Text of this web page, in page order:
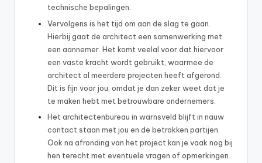
technische bepalingen.
Vervolgens is het tijd om aan de slag te gaan.
Hierbij gaat de architect een samenwerking met
een aannemer. Het komt veelal voor dat hiervoor
een vaste kracht wordt gebruikt, waarmee de
architect al meerdere projecten heeft afgerond.
Dit is fijn voor jou, omdat je dan zeker weet dat je
te maken hebt met betrouwbare ondernemers.
Het architectenbureau in warnsveld blijft in nauw
contact staan met jou en de betrokken partijen.
Ook na afronding van het project kan je vaak nog bij
hen terecht met eventuele vragen of opmerkingen.